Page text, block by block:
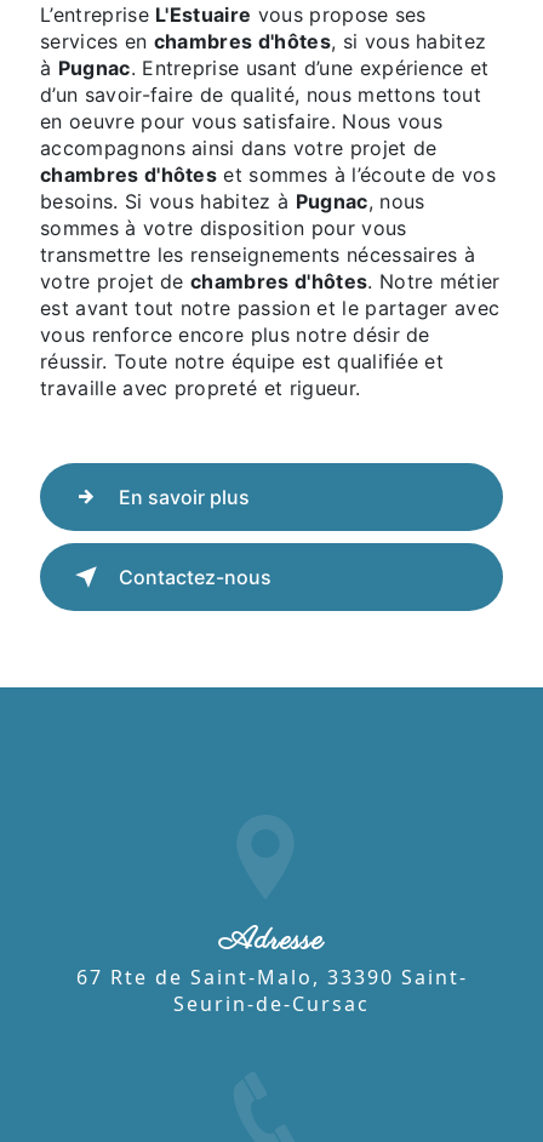
L’entreprise L'Estuaire vous propose ses
services en chambres d'hôtes, si vous habitez
à Pugnac. Entreprise usant d’une expérience et
d’un savoir-faire de qualité, nous mettons tout
en oeuvre pour vous satisfaire. Nous vous
accompagnons ainsi dans votre projet de
chambres d'hôtes et sommes à l’écoute de vos
besoins. Si vous habitez à Pugnac, nous
sommes à votre disposition pour vous
transmettre les renseignements nécessaires à
votre projet dechambres d'hôtes. Notre métier
est avant tout notre passion et le partager avec
vous renforce encore plus notre désir de
réussir. Toute notre équipe est qualifiée et
travaille avec propreté et rigueur.
En savoir plus
Contactez-nous
Adresse
67 Rte de Saint-Malo, 33390 Saint-
Seurin-de-Cursac